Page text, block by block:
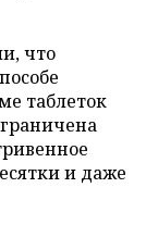
что
таблеток
и даже